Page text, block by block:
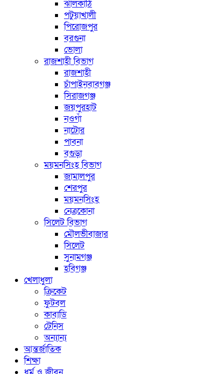
ঝালকাঠি
পটুয়াখালী
পিরোজপুর
বরগুনা
ভোলা
রাজশাহী বিভাগ
রাজশাহী
চাঁপাইনবাবগঞ্জ
সিরাজগঞ্জ
জয়পুরহাট
নওগাঁ
নাটোর
পাবনা
বগুড়া
ময়মনসিংহ বিভাগ
জামালপুর
শেরপুর
ময়মনসিংহ
নেত্রকোনা
সিলেট বিভাগ
মৌলভীবাজার
সিলেট
সুনামগঞ্জ
হবিগঞ্জ
খেলাধুলা
ক্রিকেট
ফুটবল
কাবাডি
টেনিস
অন্যান্য
আন্তর্জাতিক
শিক্ষা